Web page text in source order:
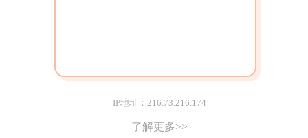
IP地址：216.73.216.174
了解更多>>